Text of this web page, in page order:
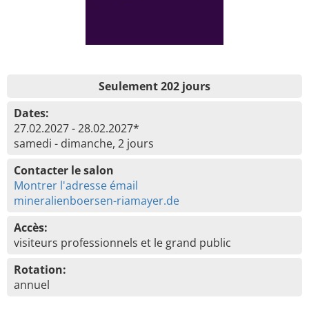
Seulement 202 jours
Dates:
27.02.2027 - 28.02.2027*
samedi - dimanche, 2 jours
Contacter le salon
Montrer l'adresse émail
mineralienboersen-riamayer.de
Accès:
visiteurs professionnels et le grand public
Rotation:
annuel